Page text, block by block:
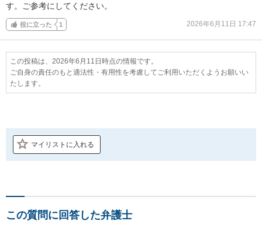
す。ご参考にしてください。
役に立った 1 2026年6月11日 17:47
この投稿は、2026年6月11日時点の情報です。
ご自身の責任のもと適法性・有用性を考慮してご利用いただくようお願いい
たします。
マイリストに入れる
この質問に回答した弁護士